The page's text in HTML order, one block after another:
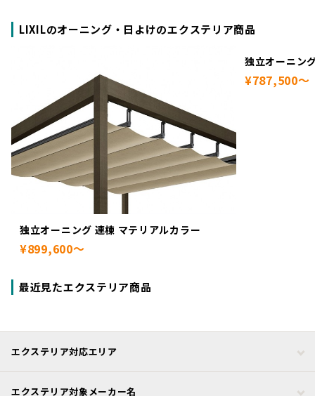
LIXILのオーニング・日よけのエクステリア商品
独立オーニング 連棟 マテリアルカラー
¥899,600～
独立オーニン
¥787,500～
最近見たエクステリア商品
エクステリア対応エリア
エクステリア対象メーカー名